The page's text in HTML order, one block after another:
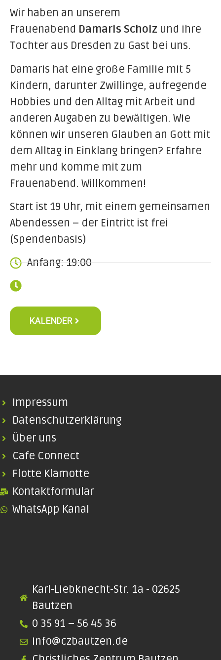
Wir haben an unserem
Frauenabend Damaris Scholz und ihre
Tochter aus Dresden zu Gast bei uns.
Damaris hat eine große Familie mit 5
Kindern, darunter Zwillinge, aufregende
Hobbies und den Alltag mit Arbeit und
anderen Augaben zu bewältigen. Wie
können wir unseren Glauben an Gott mit
dem Alltag in Einklang bringen? Erfahre
mehr und komme mit zum
Frauenabend. Willkommen!
Start ist 19 Uhr, mit einem gemeinsamen
Abendessen – der Eintritt ist frei
(Spendenbasis)
Anfang: 19:00
KALENDER
Impressum
Datenschutzerklärung
Über uns
Cafe Connect
Flotte Klamotte
Kontaktformular
WhatsApp Kanal
Karl-Liebknecht-Str. 1a - 02625
Bautzen
0 35 91 – 56 45 36
info@czbautzen.de